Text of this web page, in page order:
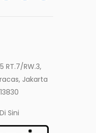
RT.7/RW.3,
Jakarta
Di Sini